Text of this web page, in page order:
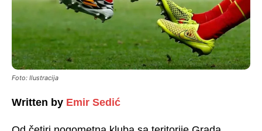
Foto: Ilustracija
Written by Emir Sedić